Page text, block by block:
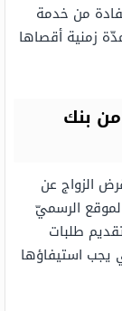
من خدمة
زمنية أقصاها
بنك
الزواج عن
الرسميّ
طلبات
يجب استيفاؤها